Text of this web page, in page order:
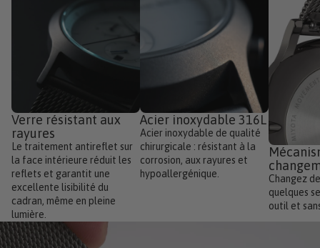
Verre résistant aux
rayures
Le traitement antireflet sur
la face intérieure réduit les
reflets et garantit une
excellente lisibilité du
cadran, même en pleine
lumière.
Acier inoxydable 316L
Acier inoxydable de qualité
chirurgicale : résistant à la
corrosion, aux rayures et
hypoallergénique.
Changez
quelques
outil et